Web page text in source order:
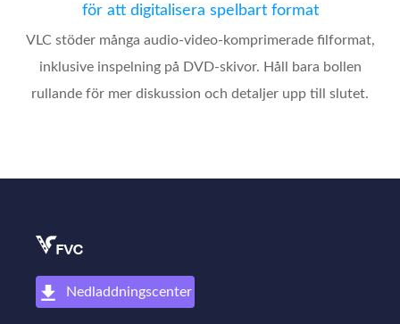
för att digitalisera spelbart format
VLC stöder många audio-video-komprimerade filformat,
inklusive inspelning på DVD-skivor. Håll bara bollen
rullande för mer diskussion och detaljer upp till slutet.
Nedladdningscenter